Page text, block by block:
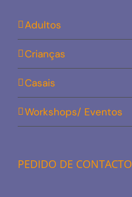
Adultos
Crianças
Casais
Workshops/ Eventos
PEDIDO DE CONTACTO